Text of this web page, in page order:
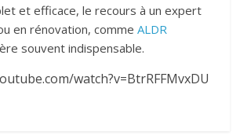
et efficace, le recours à un expert
en rénovation, commeALDR
souvent indispensable.
watch?v=BtrRFFMvxDU